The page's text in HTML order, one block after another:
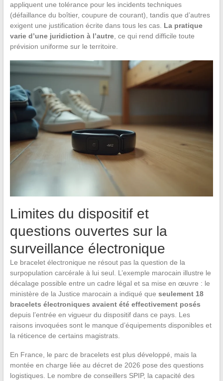
appliquent une tolérance pour les incidents techniques
(défaillance du boîtier, coupure de courant), tandis que d’autres
exigent une justification écrite dans tous les cas. La pratique
varie d’une juridiction à l’autre, ce qui rend difficile toute
prévision uniforme sur le territoire.
Limites du dispositif et
questions ouvertes sur la
surveillance électronique
Le bracelet électronique ne résout pas la question de la
surpopulation carcérale à lui seul. L’exemple marocain illustre le
décalage possible entre un cadre légal et sa mise en œuvre : le
ministère de la Justice marocain a indiqué que seulement 18
bracelets électroniques avaient été effectivement posés
depuis l’entrée en vigueur du dispositif dans ce pays. Les
raisons invoquées sont le manque d’équipements disponibles et
la réticence de certains magistrats.
En France, le parc de bracelets est plus développé, mais la
montée en charge liée au décret de 2026 pose des questions
logistiques. Le nombre de conseillers SPIP, la capacité des